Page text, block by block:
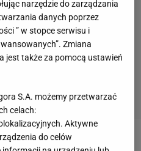
przesłaniem w
narzędzie do zarządzania
danych poprzez
” w stopce serwisu i
Zmiana
jest także za pomocą ustawień
S.A. możemy przetwarzać
celach:
Aktywne
do celów